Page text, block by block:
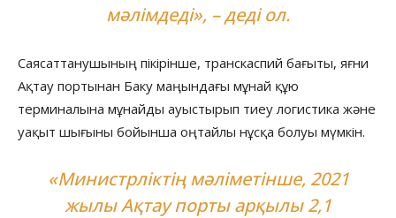
мәлімдеді», – деді ол.
Саясаттанушының пікірінше, транскаспий бағыты, яғни
Ақтау портынан Баку маңындағы мұнай құю
терминалына мұнайды ауыстырып тиеу логистика және
уақыт шығыны бойынша оңтайлы нұсқа болуы мүмкін.
«Министрліктің мәліметінше, 2021
жылы Ақтау порты арқылы 2,1